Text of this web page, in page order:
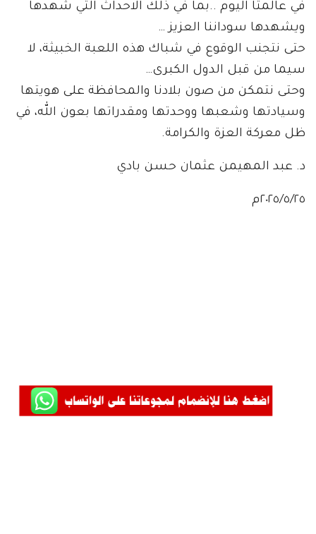
في عالمتا اليوم ..بما في ذلك الاحداث التي شهدها
ويشهدها سوداننا العزيز …
حتى نتجنب الوقوع في شباك هذه اللعبة الخبيثة، لا
سيما من قبل الدول الكبرى…
وحتى نتمكن من صون بلادنا والمحافظة على هويتها
وسيادتها وشعبها ووحدتها ومقدراتها بعون الله، في
ظل معركة العزة والكرامة.
د. عبد المهيمن عثمان حسن بادي
٢٠٢٥/٥/٢٥م